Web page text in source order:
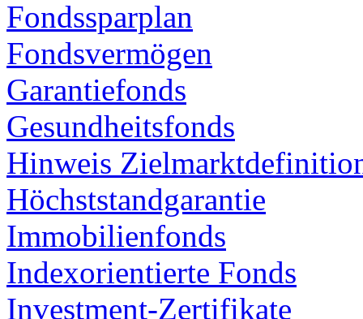
Fondssparplan
Fondsvermögen
Garantiefonds
Gesundheitsfonds
Hinweis
Höchststandgarantie
Immobilienfonds
Indexorientierte Fonds
Investment-Zertifikate